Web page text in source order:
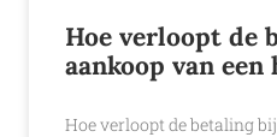
Hoe verloopt de
aankoop van een
Hoe verloopt de betaling